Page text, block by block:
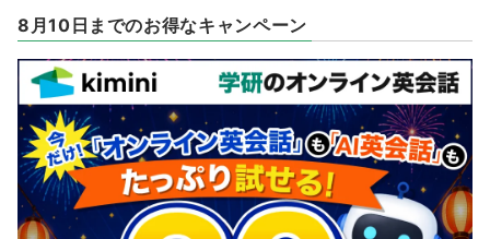
8月10日までのお得なキャンペーン